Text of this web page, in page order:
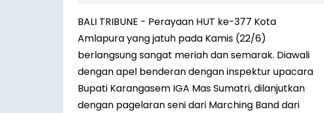
BALI TRIBUNE - Perayaan HUT ke-377 Kota
Amlapura yang jatuh pada Kamis (22/6)
berlangsung sangat meriah dan semarak. Diawali
dengan apel benderan dengan inspektur upacara
Bupati Karangasem IGA Mas Sumatri, dilanjutkan
dengan pagelaran seni dari Marching Band dari